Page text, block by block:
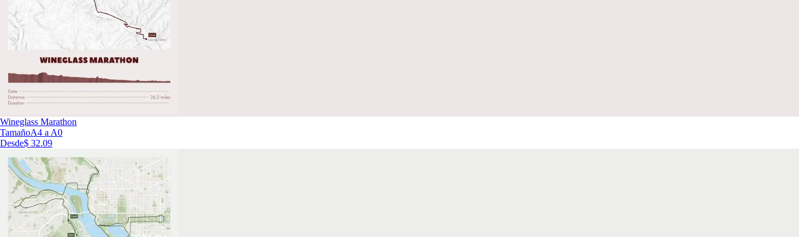
Wineglass Marathon
TamañoA4 a A0
Desde$ 32.09